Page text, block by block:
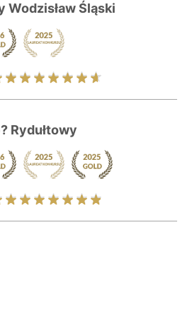
Wodzisław Śląski
Rydułtowy